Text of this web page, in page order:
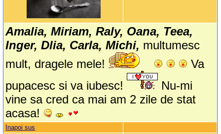
Amalia, Miriam, Raly, Oana, Teea,
Inger, Dlia, Carla, Michi, multumesc
mult, dragele mele!
Va
pupacesc si va iubesc!
Nu-mi
vine sa cred ca mai am 2 zile de stat
acasa!
Inapoi sus